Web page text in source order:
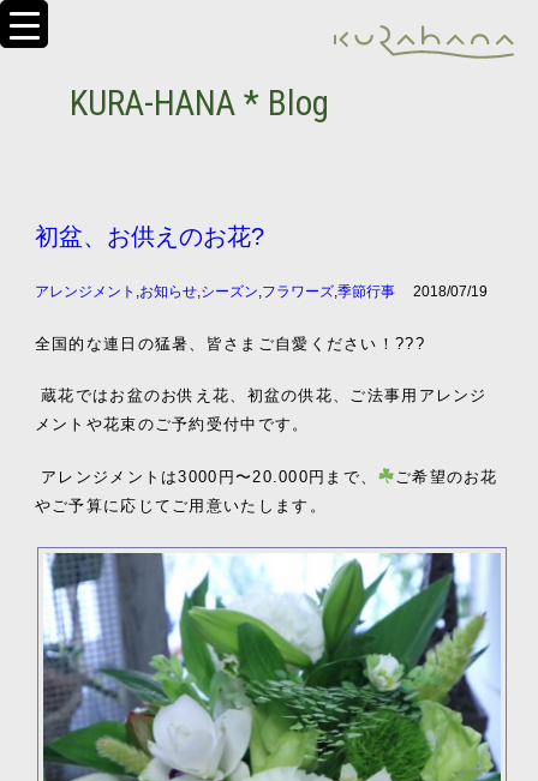
KURA-HANA * Blog
初盆、お供えのお花?
アレンジメント ,お知らせ,シーズン,フラワーズ,季節行事 2018/07/19
全国的な連日の猛暑、皆さまご自愛ください！???
蔵花ではお盆のお供え花、初盆の供花、ご法事用アレンジ
メントや花束のご予約受付中です。
アレンジメントは3000円〜20.000円まで、
ご希望のお花
やご予算に応じてご用意いたします。